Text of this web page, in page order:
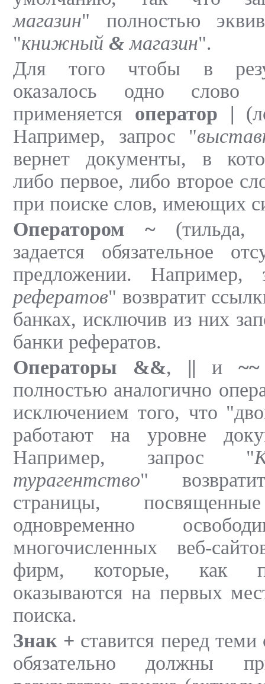
магазин" полностью
"книжный & магазин".
Для того чтобы в
оказалось одно слово
применяется оператор |
Например, запрос "
вернет документы, в
либо первое, либо второе
при поиске слов, имеющих
Оператором ~(тильда,
задается обязательное
предложении. Например,
рефератов" возвратит
банках, исключив из них
банки рефератов.
Операторы &&, || и ~~
полностью аналогично
исключением того, что
работают на уровне
Например, запрос "
турагентство"
страницы,
одновременно
многочисленных веб-
фирм, которые, как
оказываются на первых
поиска.
Знак + ставится перед
обязательно должны